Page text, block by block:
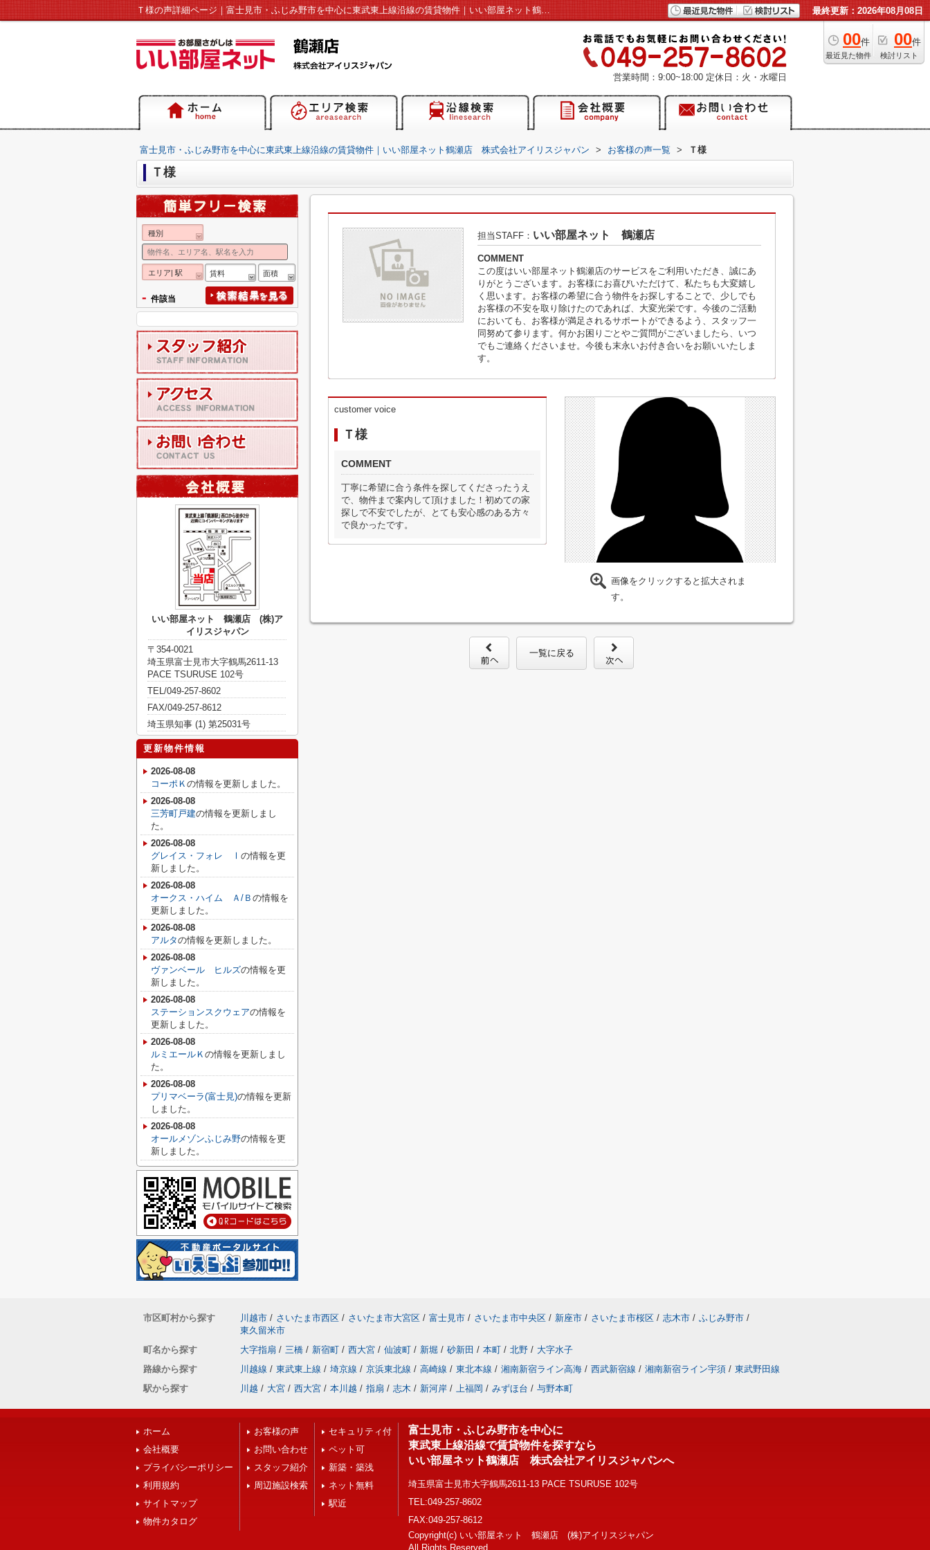
Ｔ様の声詳細ページ｜富士見市・ふじみ野市を中心に東武東上線沿線の賃貸物件｜いい部屋ネット鶴瀬店 株式会社アイリスジャパン 最終更新：2026年08月08日
00件
最近見た物件
00件
検討リスト
営業時間：9:00~18:00 定休日：火・水曜日
富士見市・ふじみ野市を中心に東武東上線沿線の賃貸物件｜いい部屋ネット鶴瀬店 株式会社アイリスジャパン > お客様の声一覧 > Ｔ様
Ｔ様
担当STAFF： いい部屋ネット 鶴瀬店
COMMENT
この度はいい部屋ネット鶴瀬店のサービスをご利用いただき、誠にあ
りがとうございます。お客様にお喜びいただけて、私たちも大変嬉し
く思います。お客様の希望に合う物件をお探しすることで、少しでも
お客様の不安を取り除けたのであれば、大変光栄です。今後のご活動
においても、お客様が満足されるサポートができるよう、スタッフ一
同努めて参ります。何かお困りごとやご質問がございましたら、いつ
でもご連絡くださいませ。今後も末永いお付き合いをお願いいたしま
す。
customer voice
Ｔ様
COMMENT
丁寧に希望に合う条件を探してくださったうえ
で、物件まで案内して頂けました！初めての家
探しで不安でしたが、とても安心感のある方々
で良かったです。
画像をクリックすると拡大されま
す。
一覧に戻る
種別
エリア| 駅 賃料 面積
- 件該当
いい部屋ネット 鶴瀬店 (株)ア
イリスジャパン
〒354-0021
埼玉県富士見市大字鶴馬2611-13
PACE TSURUSE 102号
TEL/049-257-8602
FAX/049-257-8612
埼玉県知事 (1) 第25031号
更新物件情報
2026-08-08
コーポＫ の情報を更新しました。
2026-08-08
三芳町戸建の情報を更新しまし
た。
2026-08-08
グレイス・フォレ Ⅰ の情報を更
新しました。
2026-08-08
オークス・ハイム Ａ/Ｂ の情報を
更新しました。
2026-08-08
アルタの情報を更新しました。
2026-08-08
ヴァンベール ヒルズの情報を更
新しました。
2026-08-08
ステーションスクウェアの情報を
更新しました。
2026-08-08
ルミエールＫ の情報を更新しまし
た。
2026-08-08
プリマベーラ(富士見)の情報を更新
しました。
2026-08-08
オールメゾンふじみ野の情報を更
新しました。
市区町村から探す 川越市 / さいたま市西区 / さいたま市大宮区 / 富士見市 / さいたま市中央区 / 新座市 / さいたま市桜区 / 志木市 / ふじみ野市 /
東久留米市
町名から探す
大字指扇 / 三橋 / 新宿町 / 西大宮 / 仙波町 / 新堀 / 砂新田 / 本町 / 北野 / 大字水子
路線から探す
川越線 / 東武東上線 / 埼京線 / 京浜東北線 / 高崎線 / 東北本線 / 湘南新宿ライン高海 / 西武新宿線 / 湘南新宿ライン宇須 / 東武野田線
駅から探す
川越 / 大宮 / 西大宮 / 本川越 / 指扇 / 志木 / 新河岸 / 上福岡 / みずほ台 / 与野本町
ホーム
会社概要
プライバシーポリシー
利用規約
サイトマップ
物件カタログ
お客様の声
お問い合わせ
スタッフ紹介
周辺施設検索
セキュリティ付
ペット可
新築・築浅
ネット無料
駅近
富士見市・ふじみ野市を中心に
東武東上線沿線で賃貸物件を探すなら
いい部屋ネット鶴瀬店 株式会社アイリスジャパンへ
埼玉県富士見市大字鶴馬2611-13 PACE TSURUSE 102号
TEL:049-257-8602
FAX:049-257-8612
Copyright(c) いい部屋ネット 鶴瀬店 (株)アイリスジャパン
All Rights Reserved.